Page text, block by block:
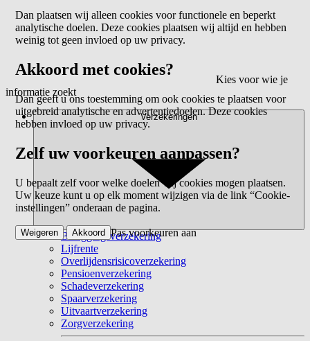
Kies voor wie je
informatie zoekt
Verzekeringen
Beleggingsverzekering
Lijfrente
Overlijdensrisicoverzekering
Pensioenverzekering
Schadeverzekering
Spaarverzekering
Uitvaartverzekering
Zorgverzekering
Dan plaatsen wij alleen cookies voor functionele en beperkt
analytische doelen. Deze cookies plaatsen wij altijd en hebben
weinig tot geen invloed op uw privacy.
Akkoord met cookies?
Dan geeft u ons toestemming om ook cookies te plaatsen voor
uitgebreid analytische en advertentiedoelen. Deze cookies
hebben invloed op uw privacy.
Zelf uw voorkeuren aanpassen?
U bepaalt zelf voor welke doelen wij cookies mogen plaatsen.
Uw keuze kunt u op elk moment wijzigen via de link “Cookie-
instellingen” onderaan de pagina.
Pas voorkeuren aan
Weigeren Akkoord